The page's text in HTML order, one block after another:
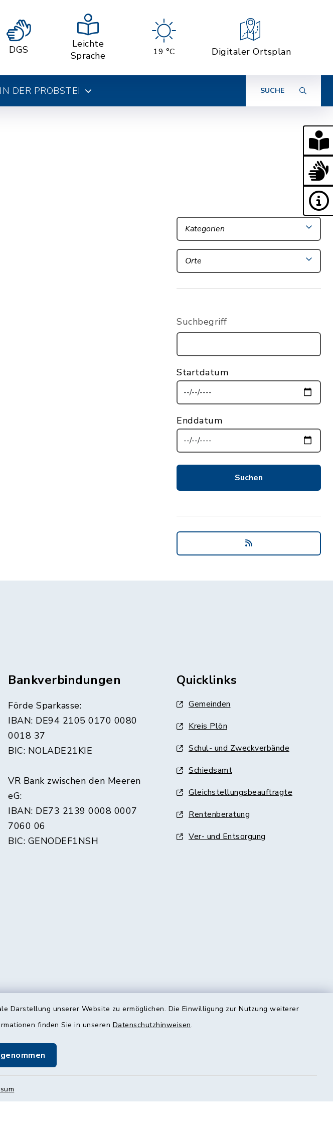
Darstellung unserer Website zu ermöglichen. Die Einwilligung zur Nutzung weiterer
finden Sie in unseren Datenschutzhinweisen.
DGS
Leichte
Sprache
19 °C Digitaler Ortsplan
DER PROBSTEI SUCHE
Kategorien
Orte
Suchbegriff
Startdatum
Enddatum
Bankverbindungen
Förde Sparkasse:
IBAN: DE94 2105 0170 0080
0018 37
BIC: NOLADE21KIE
VR Bank zwischen den Meeren
eG:
IBAN: DE73 2139 0008 0007
7060 06
BIC: GENODEF1NSH
Quicklinks
Gemeinden
Kreis Plön
Schul- und Zweckverbände
Schiedsamt
Gleichstellungsbeauftragte
Rentenberatung
Ver- und Entsorgung